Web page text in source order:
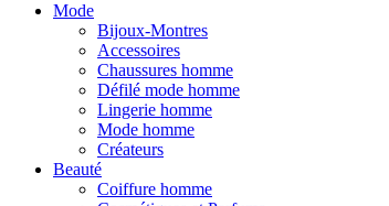
Mode
Bijoux-Montres
Accessoires
Chaussures homme
Défilé mode homme
Lingerie homme
Mode homme
Créateurs
Beauté
Coiffure homme